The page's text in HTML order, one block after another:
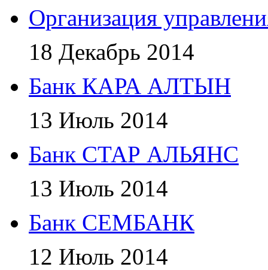
Организация
18 Декабрь 2014
Банк КАРА АЛТЫН
13 Июль 2014
Банк СТАР АЛЬЯНС
13 Июль 2014
Банк СЕМБАНК
12 Июль 2014